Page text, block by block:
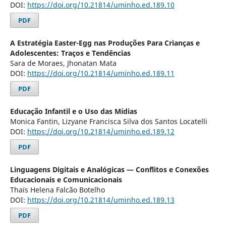
DOI: https://doi.org/10.21814/uminho.ed.189.10
PDF
A Estratégia Easter-Egg nas Produções Para Crianças e
Adolescentes: Traços e Tendências
Sara de Moraes, Jhonatan Mata
DOI: https://doi.org/10.21814/uminho.ed.189.11
PDF
Educação Infantil e o Uso das Mídias
Monica Fantin, Lizyane Francisca Silva dos Santos Locatelli
DOI: https://doi.org/10.21814/uminho.ed.189.12
PDF
Linguagens Digitais e Analógicas — Conflitos e Conexões
Educacionais e Comunicacionais
Thaïs Helena Falcão Botelho
DOI: https://doi.org/10.21814/uminho.ed.189.13
PDF